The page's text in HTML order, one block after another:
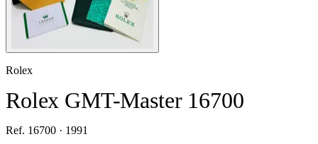
Rolex
Rolex GMT-Master 16700
Ref. 16700 · 1991